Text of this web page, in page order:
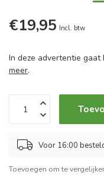
€19,95 Incl. btw
In deze advertentie
meer.
Voor 16:00
Toevoegen om te